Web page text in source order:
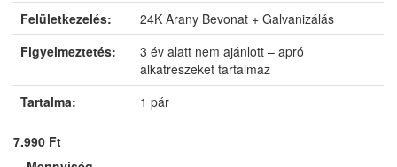
Felületkezelés:
24K Arany Bevonat + Galvanizálás
Figyelmeztetés:
3 év alatt nem ajánlott – apró
alkatrészeket tartalmaz
Tartalma:
1 pár
7.990 Ft